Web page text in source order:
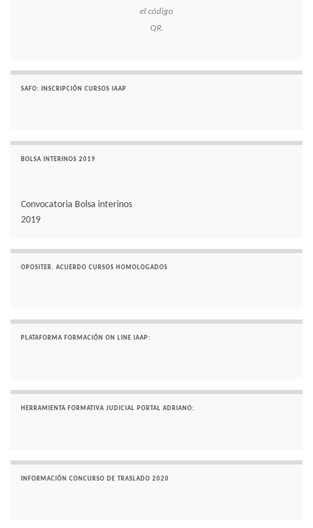
el código
QR.
SAFO: INSCRIPCIÓN CURSOS IAAP
BOLSA INTERINOS 2019
Convocatoria Bolsa interinos
2019
OPOSITER. ACUERDO CURSOS HOMOLOGADOS
PLATAFORMA FORMACIÓN ON LINE IAAP:
HERRAMIENTA FORMATIVA JUDICIAL PORTAL ADRIANO:
INFORMACIÓN CONCURSO DE TRASLADO 2020